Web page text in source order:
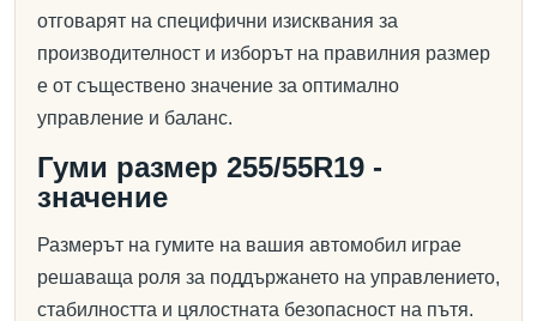
отговарят на специфични изисквания за
производителност и изборът на правилния размер
е от съществено значение за оптимално
управление и баланс.
Гуми размер 255/55R19 -
значение
Размерът на гумите на вашия автомобил играе
решаваща роля за поддържането на управлението,
стабилността и цялостната безопасност на пътя.